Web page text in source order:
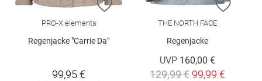
ZUR WUNSCHLISTE HINZUFÜGEN
PRO-X elements
Regenjacke "Carrie Da"
99,95 €
ZUR
THE NORTH FACE
Regenjacke
UVP 160,00 €
129,99 € 99,99 €